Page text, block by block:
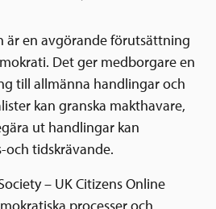
är en avgörande förutsättning
Det ger medborgare en
till allmänna handlingar och
kan granska makthavare,
ut handlingar kan
och tidskrävande.
– UK Citizens Online